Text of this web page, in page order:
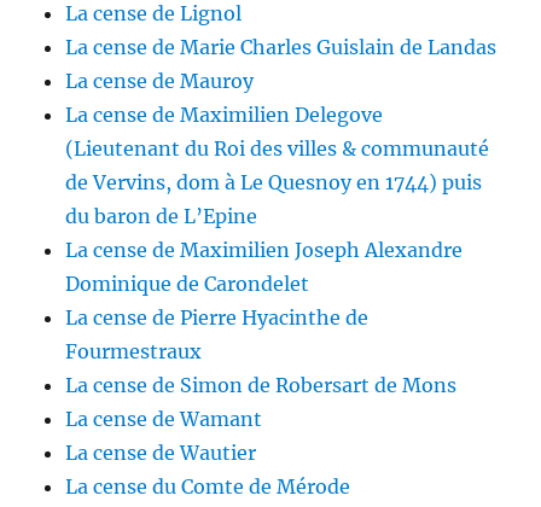
La cense de Lignol
La cense de Marie Charles Guislain de Landas
La cense de Mauroy
La cense de Maximilien Delegove
(Lieutenant du Roi des villes & communauté
de Vervins, dom à Le Quesnoy en 1744) puis
du baron de L’Epine
La cense de Maximilien Joseph Alexandre
Dominique de Carondelet
La cense de Pierre Hyacinthe de
Fourmestraux
La cense de Simon de Robersart de Mons
La cense de Wamant
La cense de Wautier
La cense du Comte de Mérode